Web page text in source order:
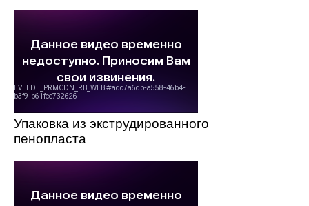
Упаковка из экструдированного
пенопласта